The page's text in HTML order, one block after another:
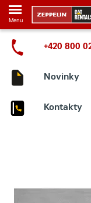
Menu
+420 800
Novinky
Kontakty